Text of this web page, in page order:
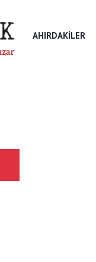
AHIRDAKILER